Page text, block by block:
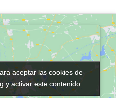
aceptar las cookies de
y activar este contenido
aceptar las cookies de
y activar este contenido